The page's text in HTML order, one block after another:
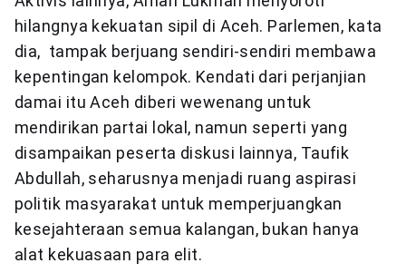
hilangnya kekuatan sipil di Aceh. Parlemen, kata
dia, tampak berjuang sendiri-sendiri membawa
kepentingan kelompok. Kendati dari perjanjian
damai itu Aceh diberi wewenang untuk
mendirikan partai lokal, namun seperti yang
disampaikan peserta diskusi lainnya, Taufik
Abdullah, seharusnya menjadi ruang aspirasi
politik masyarakat untuk memperjuangkan
kesejahteraan semua kalangan, bukan hanya
alat kekuasaan para elit.